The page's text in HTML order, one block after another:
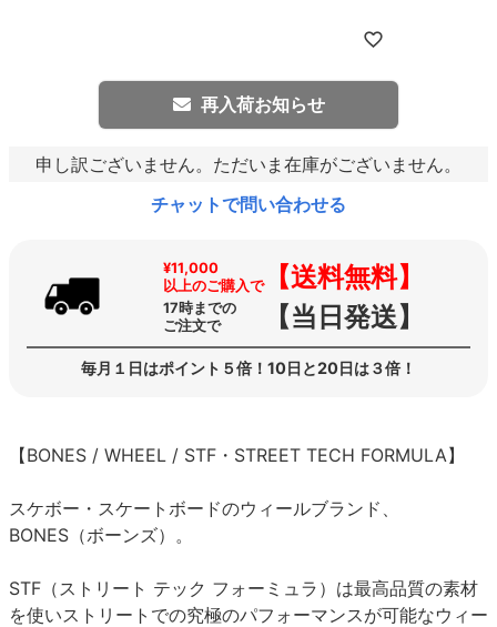
再入荷お知らせ
申し訳ございません。ただいま在庫がございません。
チャットで問い合わせる
¥11,000
以上のご購入で【送料無料】
17時までの
ご注文で
【当日発送】
毎月１日はポイント５倍！10日と20日は３倍！
【BONES / WHEEL / STF・STREET TECH FORMULA】
スケボー・スケートボードのウィールブランド、
BONES（ボーンズ）。
STF（ストリート テック フォーミュラ）は最高品質の素材
を使いストリートでの究極のパフォーマンスが可能なウィー